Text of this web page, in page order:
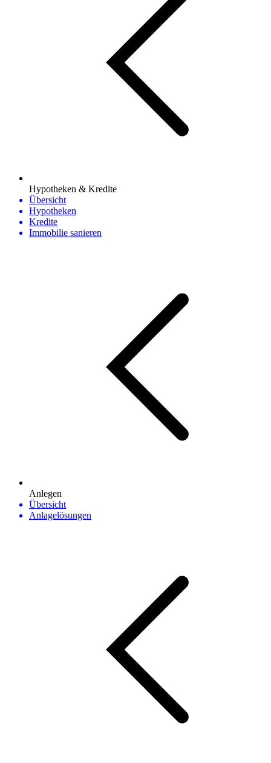
Hypotheken & Kredite
Übersicht
Hypotheken
Kredite
Immobilie sanieren
Anlegen
Übersicht
Anlagelösungen